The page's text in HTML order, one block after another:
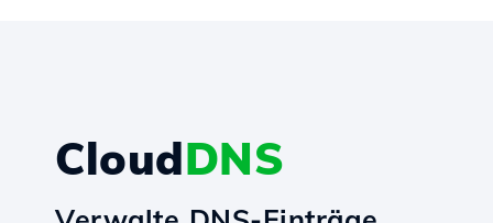
CloudDNS